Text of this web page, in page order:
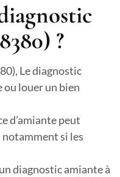
?
Le diagnostic
louer un bien
d’amiante peut
si les
diagnostic amiante à